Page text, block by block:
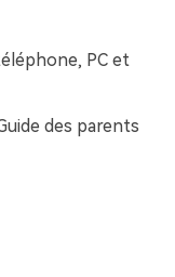
PC et
des parents